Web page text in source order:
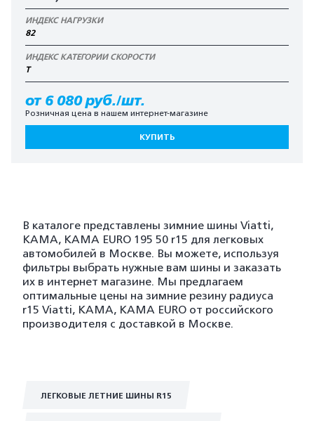
ИНДЕКС НАГРУЗКИ
82
ИНДЕКС КАТЕГОРИИ СКОРОСТИ
T
от 6 080 руб./шт.
Розничная цена в нашем интернет-магазине
КУПИТЬ
В каталоге представлены зимние шины Viatti,
KAMA, KAMA EURO 195 50 r15 для легковых
автомобилей в Москве. Вы можете, используя
фильтры выбрать нужные вам шины и заказать
их в интернет магазине. Мы предлагаем
оптимальные цены на зимние резину радиуса
r15 Viatti, KAMA, KAMA EURO от российского
производителя с доставкой в Москве.
ЛЕГКОВЫЕ ЛЕТНИЕ ШИНЫ R15